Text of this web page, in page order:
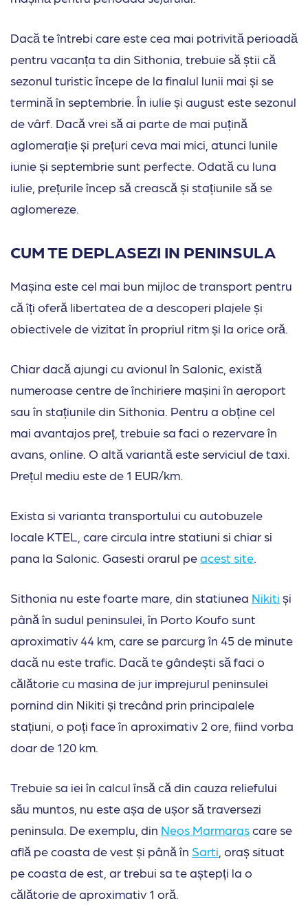
Dacă te întrebi care este cea mai potrivită perioadă
pentru vacanța ta din Sithonia, trebuie să știi că
sezonul turistic începe de la finalul lunii mai și se
termină în septembrie. În iulie și august este sezonul
de vârf. Dacă vrei să ai parte de mai puțină
aglomerație și prețuri ceva mai mici, atunci lunile
iunie și septembrie sunt perfecte. Odată cu luna
iulie, prețurile încep să crească și stațiunile să se
aglomereze.
CUM TE DEPLASEZI IN PENINSULA
Mașina este cel mai bun mijloc de transport pentru
că îți oferă libertatea de a descoperi plajele și
obiectivele de vizitat în propriul ritm și la orice oră.
Chiar dacă ajungi cu avionul în Salonic, există
numeroase centre de închiriere mașini în aeroport
sau în stațiunile din Sithonia. Pentru a obține cel
mai avantajos preț, trebuie sa faci o rezervare în
avans, online. O altă variantă este serviciul de taxi.
Prețul mediu este de 1 EUR/km.
Exista si varianta transportului cu autobuzele
locale KTEL, care circula intre statiuni si chiar si
pana la Salonic. Gasesti orarul peacest site.
Sithonia nu este foarte mare, din statiunea Nikiti și
până în sudul peninsulei, în Porto Koufo sunt
aproximativ 44 km, care se parcurg în 45 de minute
dacă nu este trafic. Dacă te gândești să faci o
călătorie cu masina de jur imprejurul peninsulei
pornind din Nikiti și trecând prin principalele
stațiuni, o poți face în aproximativ 2 ore, fiind vorba
doar de 120 km.
Trebuie sa iei în calcul însă că din cauza reliefului
său muntos, nu este așa de ușor să traversezi
peninsula. De exemplu, din Neos Marmarascare se
află pe coasta de vest și până în Sarti , oraș situat
pe coasta de est, ar trebui sa te aștepți la o
călătorie de aproximativ 1 oră.